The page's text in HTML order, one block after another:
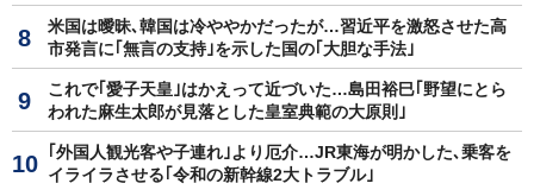
米国は曖昧､韓国は冷ややかだったが…習近平を激怒させた高
市発言に｢無言の支持｣を示した国の｢大胆な手法｣
これで｢愛子天皇｣はかえって近づいた…島田裕巳｢野望にとら
われた麻生太郎が見落とした皇室典範の大原則｣
｢外国人観光客や子連れ｣より厄介…JR東海が明かした､乗客を
イライラさせる｢令和の新幹線2大トラブル｣